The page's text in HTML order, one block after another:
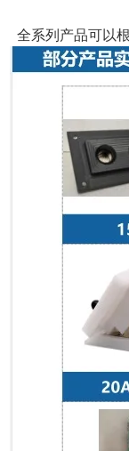
全系列产品可以